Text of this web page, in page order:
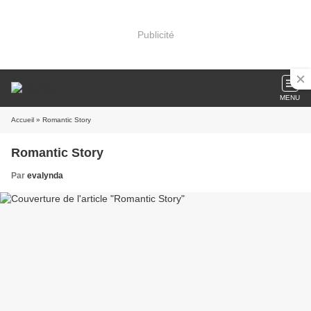
Publicité
MENU
Accueil » Romantic Story
Romantic Story
Par evalynda